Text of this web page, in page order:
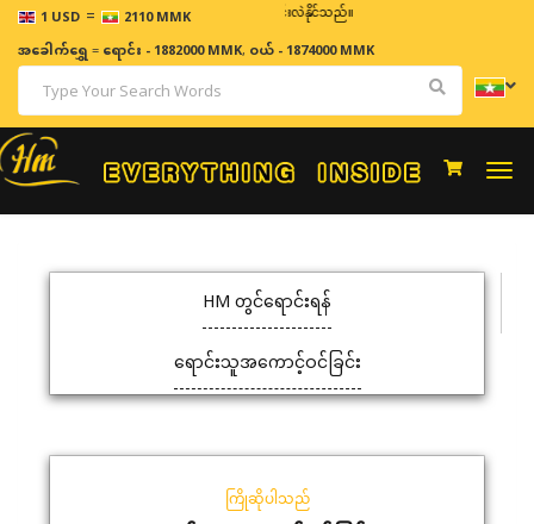
1 USD = 2110 MMK
ဈေးနှုန်းများသည် အချိန်နှင့် အမျှပြောင်းလဲနိုင်သည်။
အခေါက်ရွှေ=ရောင်း - 1882000 MMK, ဝယ် - 1874000 MMK
HM တွင်ရောင်းရန်
ရောင်းသူအကောင့်ဝင်ခြင်း
ကြိုဆိုပါသည်